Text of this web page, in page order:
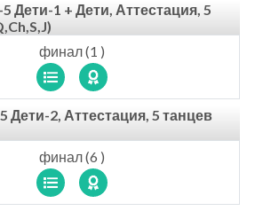
Дети-1 + Дети, Аттестация, 5
финал (1 )
Дети-2, Аттестация, 5 танцев
финал (6 )